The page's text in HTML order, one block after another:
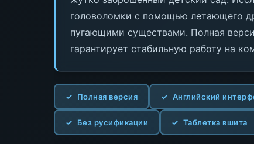
головоломки с помощью летающего
пугающими существами. Полная
гарантирует стабильную работу на
Полная версия Английский
Без русификации Таблетка вшита